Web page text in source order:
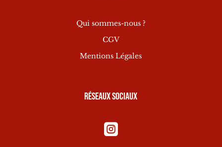
Qui sommes-nous ?
CGV
Mentions Légales
Réseaux sociaux
